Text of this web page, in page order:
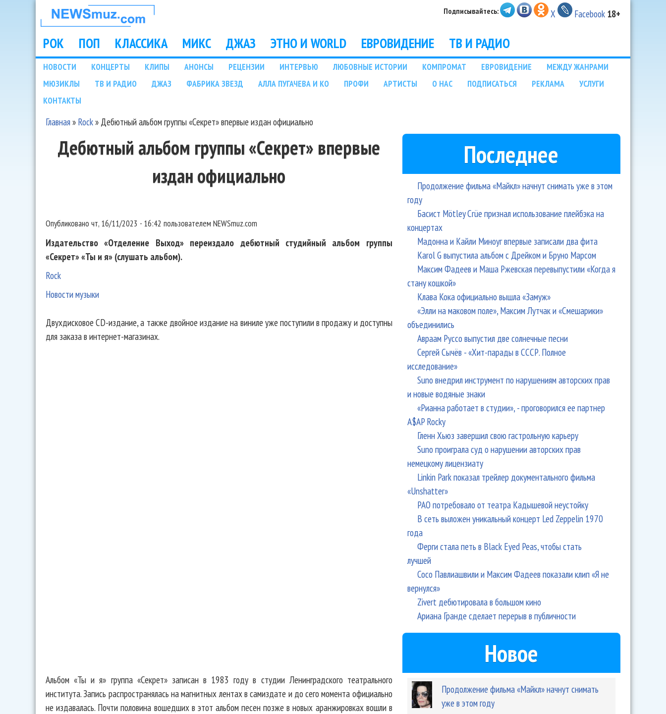
НОВОСТИ
МУЗЫКИ И
ШОУ БИЗНЕСА
NEWSMUZ.COM
Подписывайтесь: X Facebook 18+
Main menu
РОК ПОП КЛАССИКА МИКС ДЖАЗ ЭТНО И WORLD ЕВРОВИДЕНИЕ ТВ И РАДИО
Подразделы
НОВОСТИ КОНЦЕРТЫ КЛИПЫ АНОНСЫ РЕЦЕНЗИИ ИНТЕРВЬЮ ЛЮБОВНЫЕ ИСТОРИИ КОМПРОМАТ ЕВРОВИДЕНИЕ
МЕЖДУ ЖАНРАМИ
МЮЗИКЛЫ
ТВ И РАДИО ДЖАЗ ФАБРИКА ЗВЕЗД АЛЛА ПУГАЧЕВА И КО ПРОФИ АРТИСТЫ О НАС ПОДПИСАТЬСЯ РЕКЛАМА
УСЛУГИ
КОНТАКТЫ
Главная» Rock» Дебютный альбом группы «Секрет» впервые издан официально
Дебютный альбом группы «Секрет» впервые
издан официально
Опубликовано чт, 16/11/2023 - 16:42 пользователем NEWSmuz.com
Издательство «Отделение Выход» переиздало дебютный студийный альбом группы
«Секрет» «Ты и я» (слушать альбом).
Rock
Новости музыки
Двухдисковое CD-издание, а также двойное издание на виниле уже поступили в продажу и доступны
для заказа в интернет-магазинах.
Альбом «Ты и я» группа «Секрет» записан в 1983 году в студии Ленинградского театрального
института. Запись распространялась на магнитных лентах в самиздате и до сего момента официально
не издавалась. Почти половина вошедших в этот альбом песен позже в новых аранжировках вошли в
Последнее
Продолжение фильма «Майкл» начнут снимать уже в этом
году
Басист Mötley Crüe признал использование плейбэка на
концертах
Мадонна и Кайли Миноуг впервые записали два фита
Karol G выпустила альбом с Дрейком и Бруно Марсом
Максим Фадеев и Маша Ржевская перевыпустили «Когда я
стану кошкой»
Клава Кока официально вышла «Замуж»
«Элли на маковом поле», Максим Лутчак и «Смешарики»
объединились
Авраам Руссо выпустил две солнечные песни
Сергей Сычёв - «Хит-парады в СССР. Полное
исследование»
Suno внедрил инструмент по нарушениям авторских прав
и новые водяные знаки
«Рианна работает в студии», - проговорился ее партнер
A$AP Rocky
Гленн Хьюз завершил свою гастрольную карьеру
Suno проиграла суд о нарушении авторских прав
немецкому лицензиату
Linkin Park показал трейлер документального фильма
«Unshatter»
РАО потребовало от театра Кадышевой неустойку
В сеть выложен уникальный концерт Led Zeppelin 1970
года
Ферги стала петь в Black Eyed Peas, чтобы стать
лучшей
Сосо Павлиашвили и Максим Фадеев показали клип «Я не
вернулся»
Zivert дебютировала в большом кино
Ариана Гранде сделает перерыв в публичности
Новое
Продолжение фильма «Майкл» начнут снимать
уже в этом году